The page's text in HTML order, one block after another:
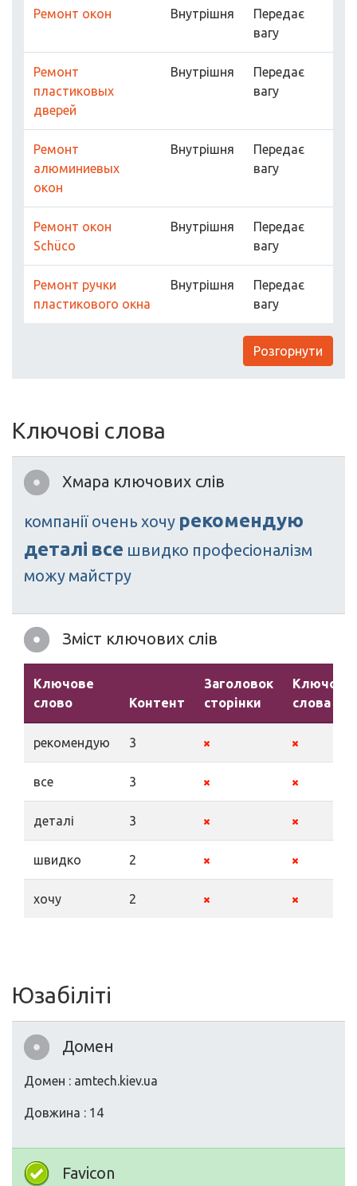
Ремонт окон Внутрішня
Передає
вагу
Ремонт
пластиковых
дверей
Внутрішня
Передає
вагу
Ремонт
алюминиевых
окон
Внутрішня
Передає
вагу
Ремонт окон
Schüco
Внутрішня
Передає
вагу
Ремонт ручки
пластикового окна
Внутрішня
Передає
вагу
Розгорнути
Ключові слова
Хмара ключових слів
компанії очень хочу рекомендую
деталі все швидко професіоналізм
можу майстру
Зміст ключових слів
Ключове
слово
Контент
Заголовок
сторінки
Ключові
слова
рекомендую 3
все 3
деталі 3
швидко 2
хочу 2
Юзабіліті
Домен
Домен : amtech.kiev.ua
Довжина : 14
Favicon